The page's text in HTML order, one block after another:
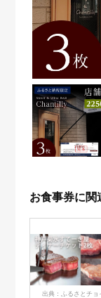
お食事券に関
出典：ふるさとチョ